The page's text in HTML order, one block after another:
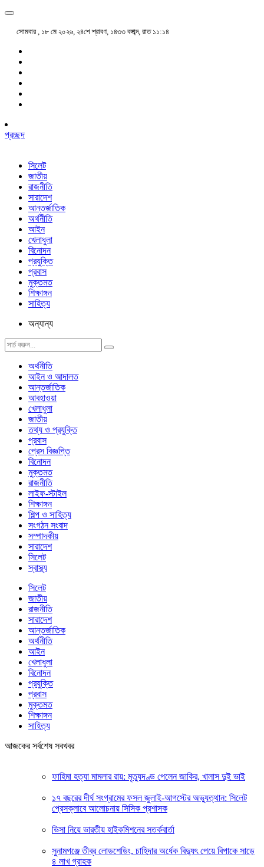
সোমবার , ১৮ মে ২০২৬, ২৪শে শ্রাবণ, ১৪৩৩ বঙ্গাব্দ, রাত ১১:১৪
প্রচ্ছদ
সিলেট
জাতীয়
রাজনীতি
সারাদেশ
আন্তর্জাতিক
অর্থনীতি
আইন
খেলাধুলা
বিনোদন
প্রযুক্তি
প্রবাস
মুক্তমত
শিক্ষাঙ্গন
সাহিত্য
অন্যান্য
অর্থনীতি
আইন ও আদালত
আন্তর্জাতিক
আবহাওয়া
খেলাধুলা
জাতীয়
তথ্য ও প্রযুক্তি
প্রবাস
প্রেস বিজ্ঞপ্তি
বিনোদন
মুক্তমত
রাজনীতি
লাইফ-স্টাইল
শিক্ষাঙ্গন
শিল্প ও সাহিত্য
সংগঠন সংবাদ
সম্পাদকীয়
সারাদেশ
সিলেট
স্বাস্থ্য
সিলেট
জাতীয়
রাজনীতি
সারাদেশ
আন্তর্জাতিক
অর্থনীতি
আইন
খেলাধুলা
বিনোদন
প্রযুক্তি
প্রবাস
মুক্তমত
শিক্ষাঙ্গন
সাহিত্য
আজকের সর্বশেষ সবখবর
ফাহিমা হত্যা মামলার রায়: মৃত্যুদণ্ড পেলেন জাকির, খালাস দুই ভাই
১৭ বছরের দীর্ঘ সংগ্রামের ফসল জুলাই-আগস্টের অভ্যুত্থান: সিলেট
প্রেসক্লাবে আলোচনায় সিসিক প্রশাসক
ভিসা নিয়ে ভারতীয় হাইকমিশনের সতর্কবার্তা
সুনামগঞ্জে তীব্র লোডশেডিং, চাহিদার অর্ধেক বিদ্যুৎ পেয়ে বিপাকে সাড়ে
৪ লাখ গ্রাহক